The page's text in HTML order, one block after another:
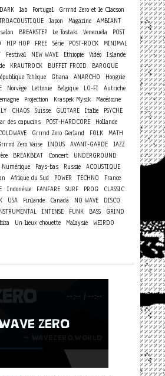
DARK lab Portugal
Grrrnd Zero et le Clacson
Japon Magazine AMBIANT
BREAKSTEP Le Tostaki Venezuela
POST
HIP HOP FREE Série POST-ROCK MINIMAL
Festival NEW WAVE Ethiopie Vidéo Islande
KRAUTROCK BUFFET FROID
BAROQUE
Tchèque Ghana ANARCHO
Hongrie
Norvège Lettonie Belgique LO-FI
Autriche
Projection Kraspek Mysik
Macédoine
CHAOS Suisse GUITARE Italie
PSYCHE
des capucins POST-HARDCORE
Hollande
Grrrnd Zero Gerland FOLK
MATH
Zero Vaise INDUS AVANT-GARDE
JAZZ
BREAKBEAT Concert
UNDERGROUND
Numérique Pays-bas Russie ACOUSTIQUE
Afrique du Sud POWER TECHNO
France
Indonésie FANFARE SURF PROG
CLASSIC
USA Finlande Canada NO WAVE
DISCO
INTENSE FUNK BASS
GRIND
Un lieux chouette Malaysie WEIRDO